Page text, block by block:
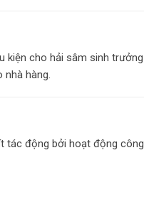
kiện cho hải sâm sinh
nhà hàng.
động bởi hoạt động